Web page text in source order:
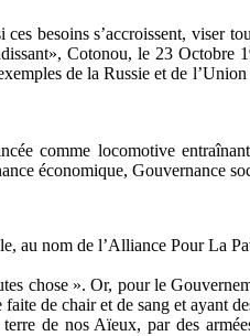
besoins s’accroissent, viser
Cotonou, le 23 Octobre
de la Russie et de
comme locomotive
économique, Gouvernance
au nom de l’Alliance Pour La
chose ». Or, pour le
de chair et de sang et ayant
de nos Aïeux, par des